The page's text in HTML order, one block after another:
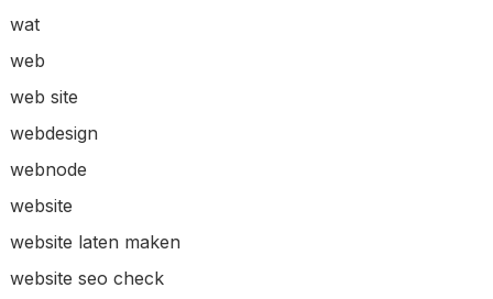
wat
web
web site
webdesign
webnode
website
website laten maken
website seo check